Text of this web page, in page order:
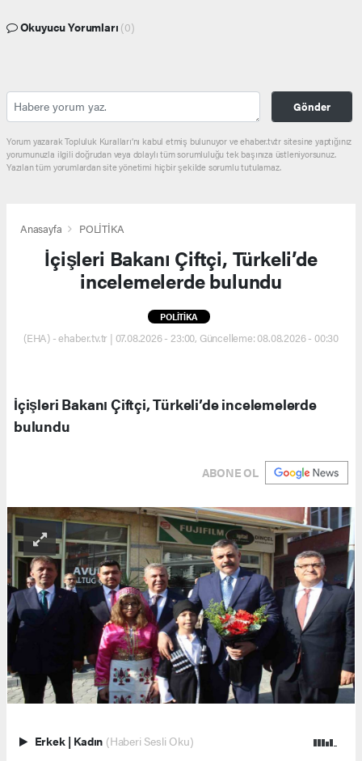
Okuyucu Yorumları (0)
Gönder
Yorum yazarak Topluluk Kuralları’nı kabul etmiş bulunuyor ve ehaber.tv.tr sitesine yaptığınız
yorumunuzla ilgili doğrudan veya dolaylı tüm sorumluluğu tek başınıza üstleniyorsunuz.
Yazılan tüm yorumlardan site yönetimi hiçbir şekilde sorumlu tutulamaz.
Anasayfa POLİTİKA
İçişleri Bakanı Çiftçi, Türkeli’de
incelemelerde bulundu
POLİTİKA
(EHA) - ehaber.tv.tr | 07.08.2026 - 23:00, Güncelleme: 08.08.2026 - 00:30
İçişleri Bakanı Çiftçi, Türkeli’de incelemelerde
bulundu
ABONE OL
Erkek | Kadın (Haberi Sesli Oku)